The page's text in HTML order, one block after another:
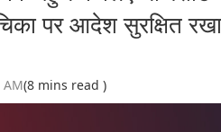
पर आदेश सुरक्षित रखा
AM(8 mins read )